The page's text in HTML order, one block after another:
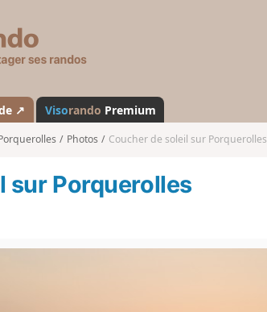
s
a
n
d
↗ Visorando Premium
Photos Coucher de soleil sur Porquerolles
sur Porquerolles